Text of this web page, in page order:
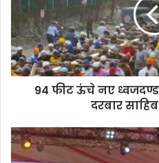
94 फीट ऊंचे नए ध्वजदण्ड
दरबार